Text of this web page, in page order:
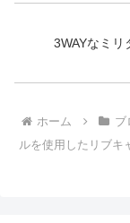
3WAYなミリ
ホーム ブ
ルを使用したリブキ